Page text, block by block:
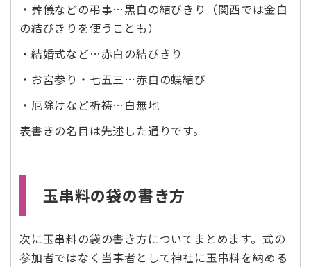
・葬儀などの弔事…黒白の結びきり（関西では金白
の結びきりを使うことも）
・結婚式など…赤白の結びきり
・お宮参り・七五三…赤白の蝶結び
・厄除けなど祈祷…白無地
表書きの名目は先述した通りです。
玉串料の袋の書き方
次に玉串料の袋の書き方についてまとめます。式の
参加者ではなく当事者として神社に玉串料を納める